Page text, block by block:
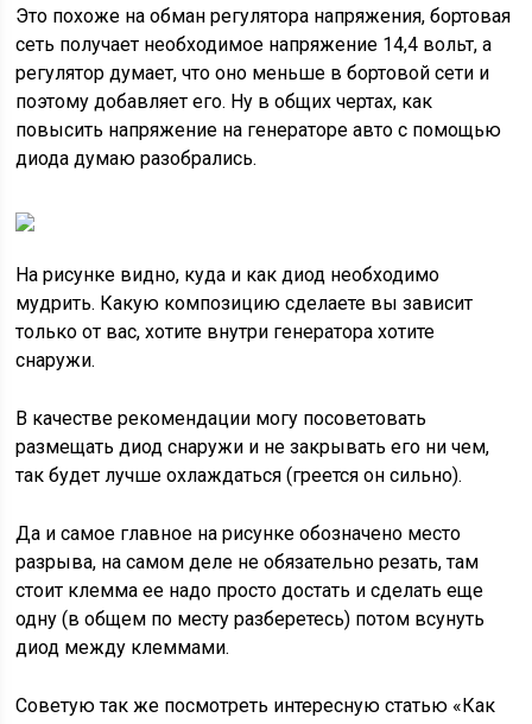
Это похоже на обман регулятора напряжения, бортовая
сеть получает необходимое напряжение 14,4 вольт, а
регулятор думает, что оно меньше в бортовой сети и
поэтому добавляет его. Ну в общих чертах, как
повысить напряжение на генераторе авто с помощью
диода думаю разобрались.
На рисунке видно, куда и как диод необходимо
мудрить. Какую композицию сделаете вы зависит
только от вас, хотите внутри генератора хотите
снаружи.
В качестве рекомендации могу посоветовать
размещать диод снаружи и не закрывать его ни чем,
так будет лучше охлаждаться (греется он сильно).
Да и самое главное на рисунке обозначено место
разрыва, на самом деле не обязательно резать, там
стоит клемма ее надо просто достать и сделать еще
одну (в общем по месту разберетесь) потом всунуть
диод между клеммами.
Советую так же посмотреть интересную статью «Как